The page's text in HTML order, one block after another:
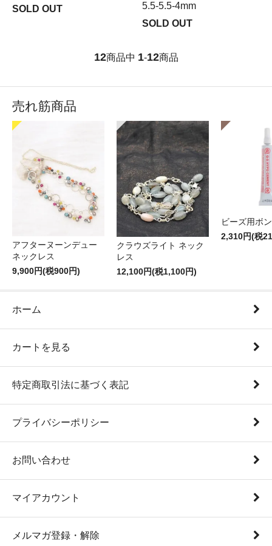
SOLD OUT
5.5-5.5-4mm
SOLD OUT
12商品中 1-12商品
売れ筋商品
アフターヌーンデュー
ネックレス
9,900円(税900円)
クラウズライト ネック
レス
12,100円(税1,100円)
ビーズ用ボ
2,310円(税
ホーム
カートを見る
特定商取引法に基づく表記
プライバシーポリシー
お問い合わせ
マイアカウント
メルマガ登録・解除